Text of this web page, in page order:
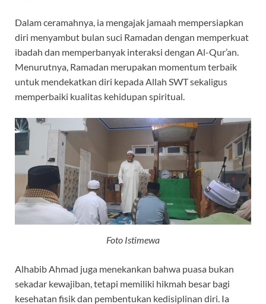
Dalam ceramahnya, ia mengajak jamaah mempersiapkan
diri menyambut bulan suci Ramadan dengan memperkuat
ibadah dan memperbanyak interaksi dengan Al-Qur’an.
Menurutnya, Ramadan merupakan momentum terbaik
untuk mendekatkan diri kepada Allah SWT sekaligus
memperbaiki kualitas kehidupan spiritual.
Foto Istimewa
Alhabib Ahmad juga menekankan bahwa puasa bukan
sekadar kewajiban, tetapi memiliki hikmah besar bagi
kesehatan fisik dan pembentukan kedisiplinan diri. Ia